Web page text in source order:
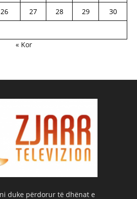
26 27 28 29
30
« Kor
duke përdorur të dhënat e